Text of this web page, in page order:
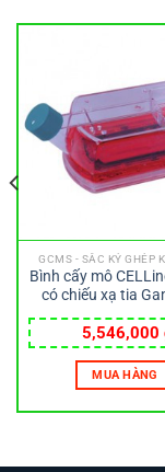
GCMS - SẮC KÝ GHÉP
Bình cấy mô
có chiếu xạ tia
5,546,000
MUA HÀNG